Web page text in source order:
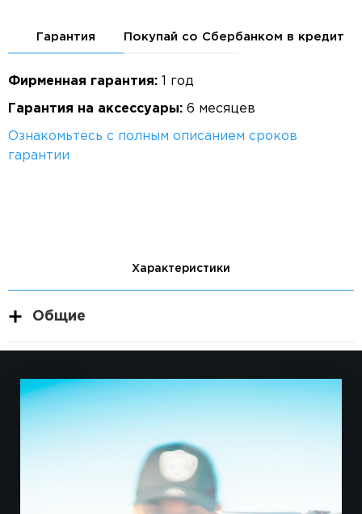
Гарантия Покупай со Сбербанком в кредит
Фирменная гарантия: 1 год
Гарантия на аксессуары: 6 месяцев
Ознакомьтесь с полным описанием сроков
гарантии
Характеристики
Общие